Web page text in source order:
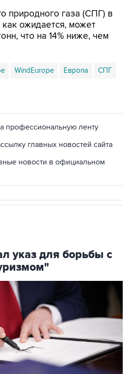
природного газа (СПГ) в
как ожидается, может
что на 14% ниже, чем
WindEurope Европа СПГ
профессиональную ленту
главных новостей сайта
новости в официальном
указ для борьбы с